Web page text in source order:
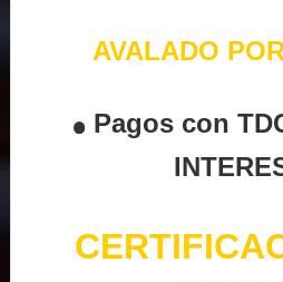
AVALADO
Pagos con